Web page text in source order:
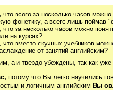
что всего за несколько часов
фонетику, а всего-лишь поймав
что за несколько часов можно
на курсах?
что вместо скучных учебников
от занятий английским?
а и твердо убеждены, так как
потому что Вы легко научились
и логичным английским Вы